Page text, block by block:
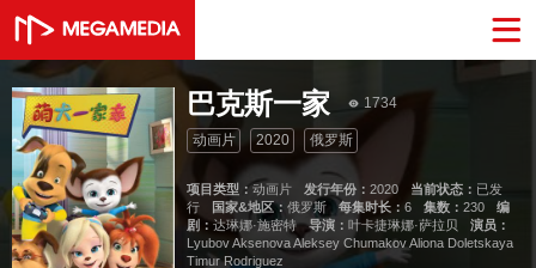
巴克斯一家 1734
动画片 2020 俄罗斯
项目类型： 动画片 发行年份： 2020 当前状态： 已发
行
国家&地区： 俄罗斯 每集时长： 6 集数： 230
编
剧：达琳娜·施密特 导演： 叶卡捷琳娜·萨拉贝
演员：
Lyubov Aksenova Aleksey Chumakov Aliona Doletskaya
Timur Rodriguez